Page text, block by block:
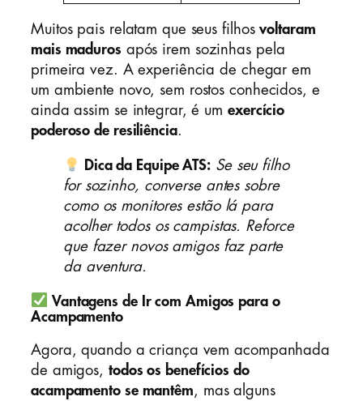
Muitos pais relatam que seus filhosvoltaram
mais maduros após irem sozinhas pela
primeira vez. A experiência de chegar em
um ambiente novo, sem rostos conhecidos, e
ainda assim se integrar, é um exercício
poderoso de resiliência.
Dica da Equipe ATS: Se seu filho
for sozinho, converse antes sobre
como os monitores estão lá para
acolher todos os campistas. Reforce
que fazer novos amigos faz parte
da aventura.
Vantagens de Ir com Amigos para o
Acampamento
Agora, quando a criança vem acompanhada
de amigos, todos os benefícios do
acampamento se mantêm, mas alguns